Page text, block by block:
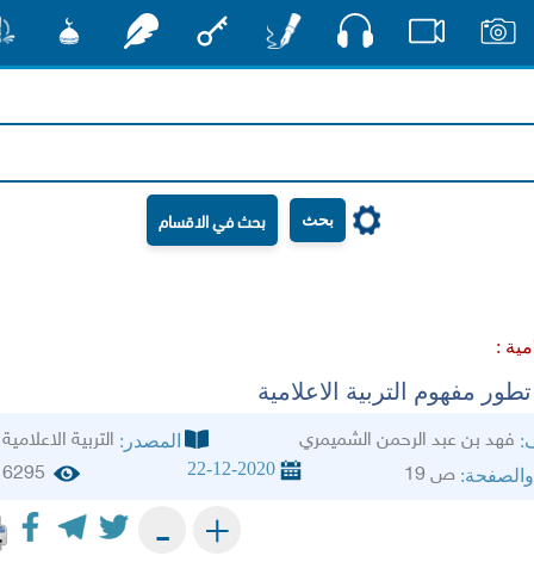
بحث
:
مفهوم التربية الاعلامية
فهد بن عبد الرحمن الشميمري المصدر: التربية الاعلامية
والصفحة: ص 19 22-12-2020
6295
+
-